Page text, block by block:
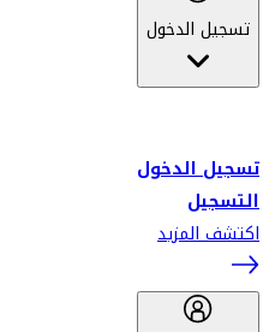
تسجيل الدخول
تسجيل الدخول
التسجيل
اكتشف المزيد